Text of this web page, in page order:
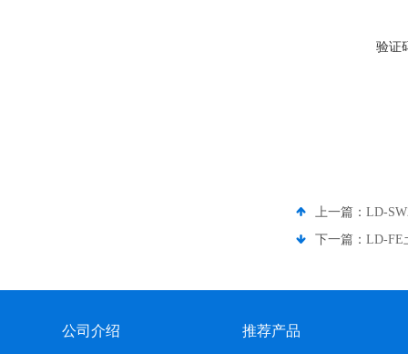
验证
上一篇： LD-
下一篇： LD-FE
公司介绍 推荐产品